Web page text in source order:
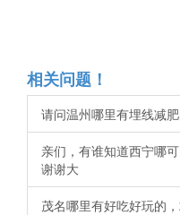
相关问题！
请问温州哪里有埋线减
亲们，有谁知道西宁哪
谢谢大
茂名哪里有好吃好玩的